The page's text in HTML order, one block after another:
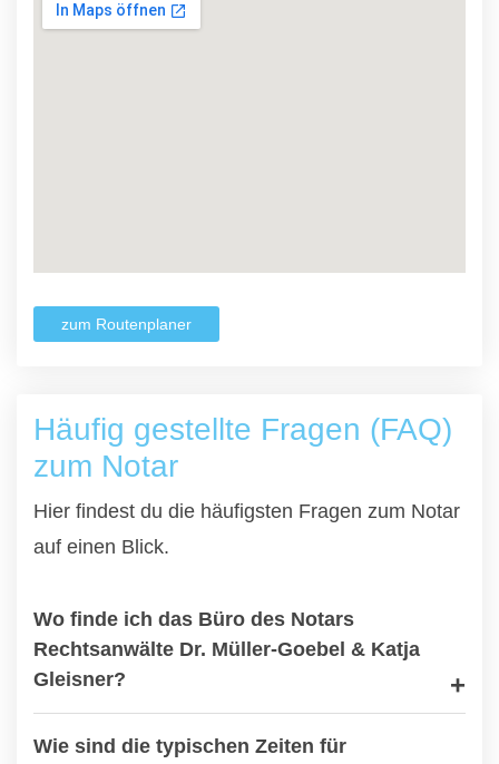
zum Routenplaner
Häufig gestellte Fragen (FAQ)
zum Notar
Hier findest du die häufigsten Fragen zum Notar
auf einen Blick.
Wo finde ich das Büro des Notars
Rechtsanwälte Dr. Müller-Goebel & Katja
Gleisner?
Wie sind die typischen Zeiten für